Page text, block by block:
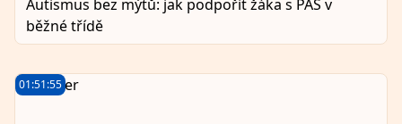
Autismus bez mýtů: jak podpořit žáka s PAS v
běžné třídě
01:51:55